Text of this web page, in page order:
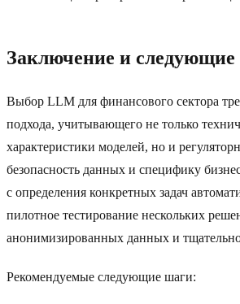
Заключение и
Выбор LLM для финансового сектора
подхода, учитывающего не только
характеристики моделей, но и
безопасность данных и специфику
с определения конкретных задач
пилотное тестирование нескольких
анонимизированных данных и
Рекомендуемые следующие шаги: